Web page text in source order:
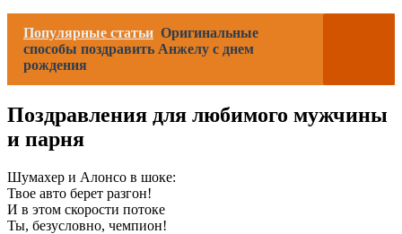
Популярные статьи Оригинальные
способы поздравить Анжелу с днем
рождения
Поздравления для любимого мужчины
и парня
Шумахер и Алонсо в шоке:
Твое авто берет разгон!
И в этом скорости потоке
Ты, безусловно, чемпион!